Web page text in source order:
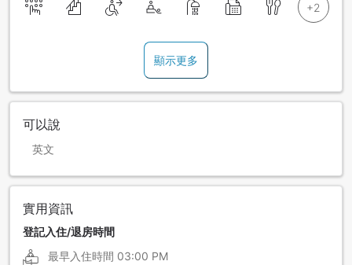
顯示更多
可以說
英文
實用資訊
登記入住/退房時間
最早入住時間 03:00 PM